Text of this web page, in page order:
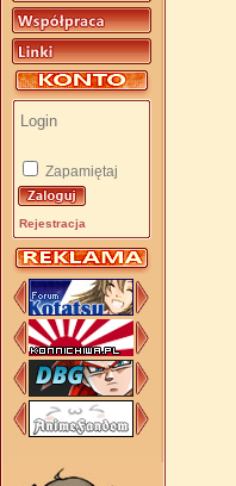
Zapamiętaj
Rejestracja